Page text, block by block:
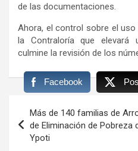
de las documentaciones.
Ahora, el control sobre el
la Contraloría que elevará
culmine la revisión de los
Facebook
de
entradas
Más de 140 familias de
de Eliminación de Pobreza
Ypoti